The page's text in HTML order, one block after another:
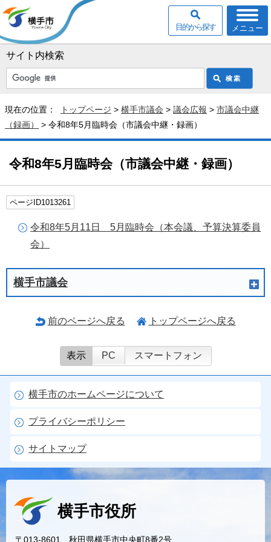
サイト内検索
メニュー
目的から探す
現在の位置： トップページ > 横手市議会 > 議会広報 > 市議会中継
（録画）
> 令和8年5月臨時会（市議会中継・録画）
令和8年5月臨時会（市議会中継・録画）
ページID1013261
令和8年5月11日 5月臨時会（本会議、予算決算委員
会）
横手市議会
前のページへ戻る トップページへ戻る
表示 PC スマートフォン
横手市のホームページについて
プライバシーポリシー
サイトマップ
横手市役所
〒013-8601 秋田県横手市中央町8番2号